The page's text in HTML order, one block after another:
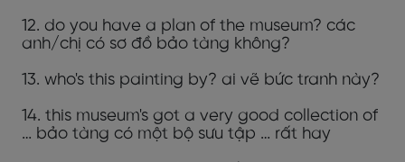
12. do you have a plan of the museum? các
anh/chị có sơ đồ bảo tàng không?
13. who's this painting by? ai vẽ bức tranh này?
14. this museum's got a very good collection of
… bảo tàng có một bộ sưu tập … rất hay